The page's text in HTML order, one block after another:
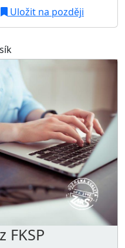
Uložit na později
FKSP